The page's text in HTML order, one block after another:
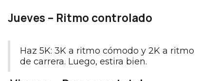
Jueves – Ritmo controlado
Haz 5K: 3K a ritmo cómodo y 2K a ritmo
de carrera. Luego, estira bien.